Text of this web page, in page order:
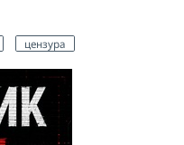
цензура